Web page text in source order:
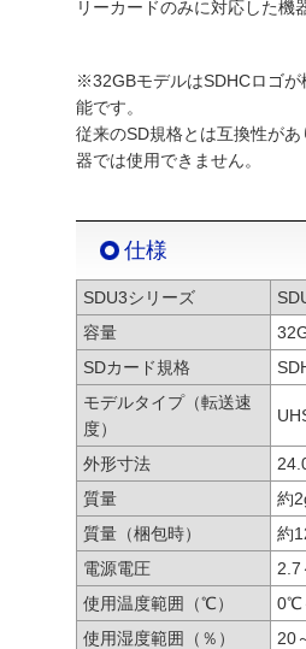
リーカードのみに対応した機
※32GBモデルはSDHCロゴ
能です。
従来のSD規格とは互換性が
器では使用できません。
仕様
SDU3シリーズ
容量
SDカード規格
モデルタイプ（転送速
度）
外形寸法
質量
約
質量（梱包時）
約
電源電圧
2.7
使用温度範囲（℃）
0℃
使用湿度範囲（％）
20